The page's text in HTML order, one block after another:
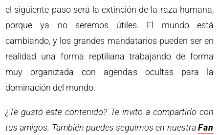
el siguiente paso será la extinción de la raza humana,
porque ya no seremos útiles. El mundo está
cambiando, y los grandes mandatarios pueden ser en
realidad una forma reptiliana trabajando de forma
muy organizada con agendas ocultas para la
dominación del mundo.
¿Te gustó este contenido? Te invito a compartirlo con
tus amigos. También puedes seguirnos en nuestraFan